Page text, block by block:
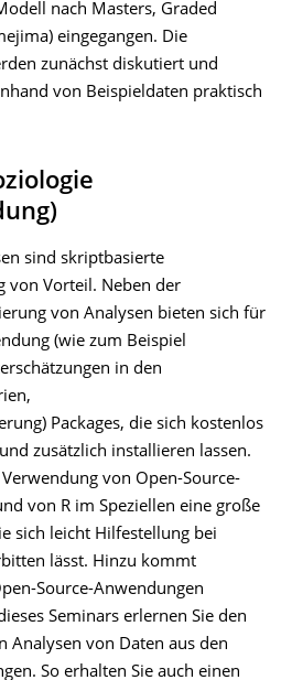
nach Masters, Graded
eingegangen. Die
zunächst diskutiert und
von Beispieldaten praktisch
sind skriptbasierte
von Vorteil. Neben der
von Analysen bieten sich für
(wie zum Beispiel
in den
Packages, die sich kostenlos
zusätzlich installieren lassen.
von Open-Source-
von R im Speziellen eine große
sich leicht Hilfestellung bei
lässt. Hinzu kommt
Source-Anwendungen
Seminars erlernen Sie den
Analysen von Daten aus den
So erhalten Sie auch einen